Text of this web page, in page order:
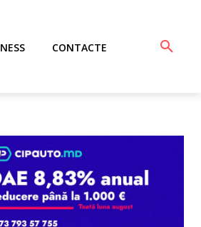
CONTACTE